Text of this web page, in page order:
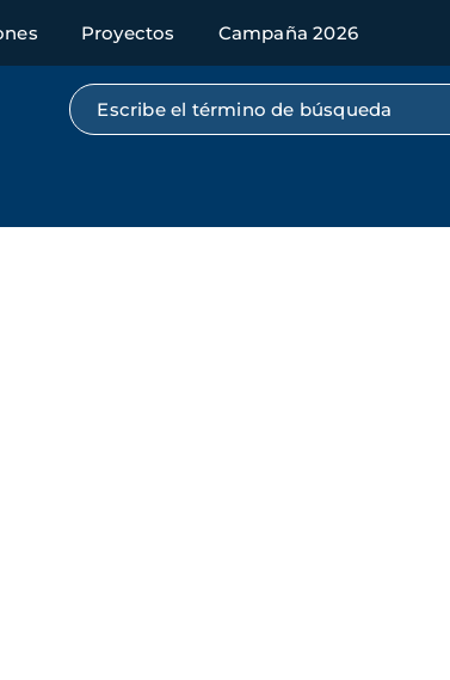
Proyectos Campaña 2026
Búsqueda por texto completo